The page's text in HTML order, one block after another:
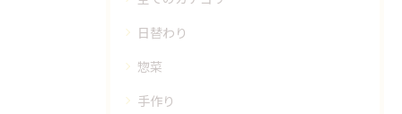
日替わり
惣菜
手作り